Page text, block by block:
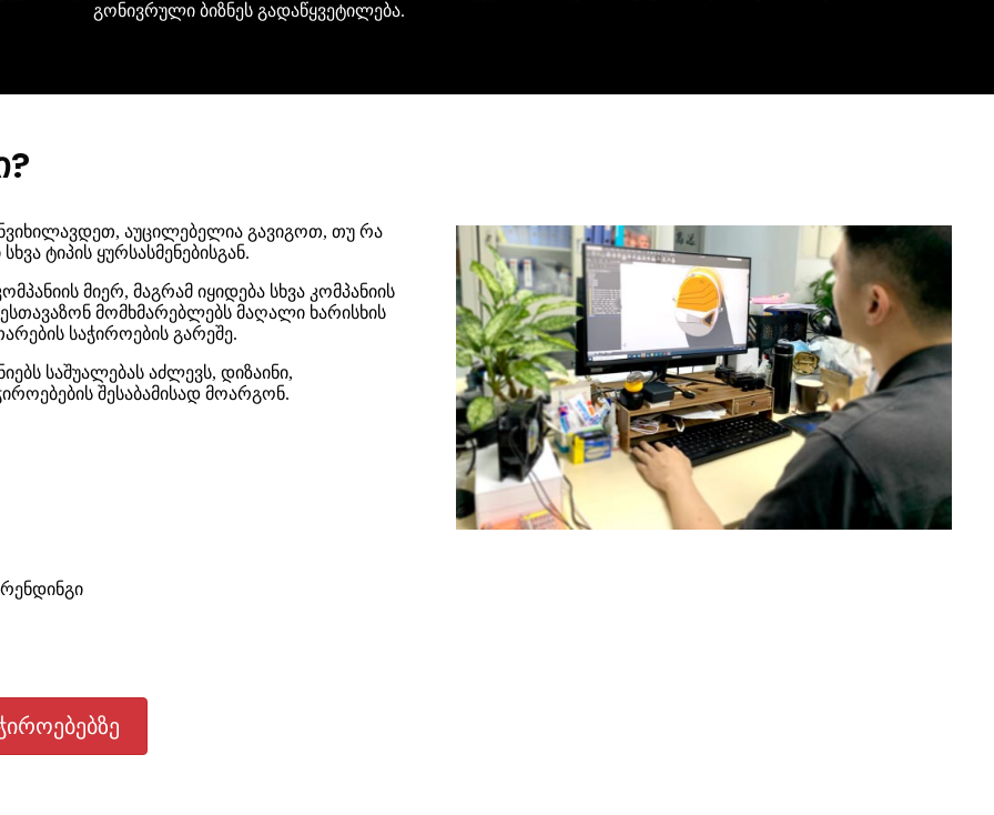
გონივრული ბიზნეს გადაწყვეტილება.
აუცილებელია გავიგოთ, თუ რა
ტიპის ყურსასმენებისგან.
მიერ, მაგრამ იყიდება სხვა კომპანიის
მომხმარებლებს მაღალი ხარისხის
საჭიროების გარეშე.
საშუალებას აძლევს, დიზაინი,
შესაბამისად მოარგონ.